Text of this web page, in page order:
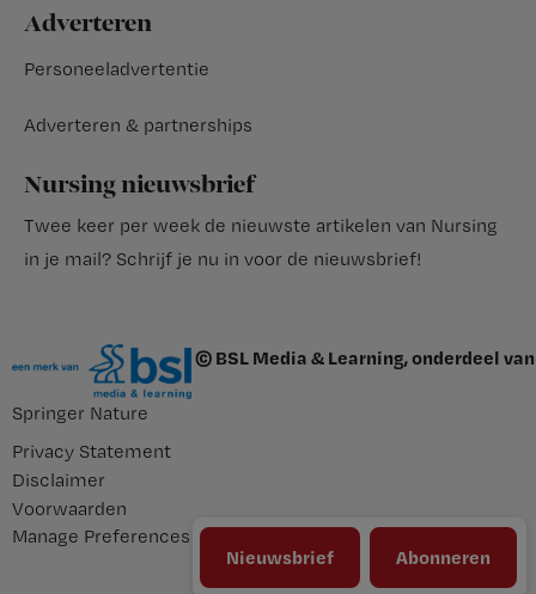
Nieuwsbrief Abonneren
Adverteren
Personeeladvertentie
Adverteren & partnerships
Nursing nieuwsbrief
Twee keer per week de nieuwste artikelen van Nursing
in je mail? Schrijf je nu in voor de nieuwsbrief!
© BSL Media & Learning, onderdeel van
Springer Nature
Privacy Statement
Disclaimer
Voorwaarden
Manage Preferences